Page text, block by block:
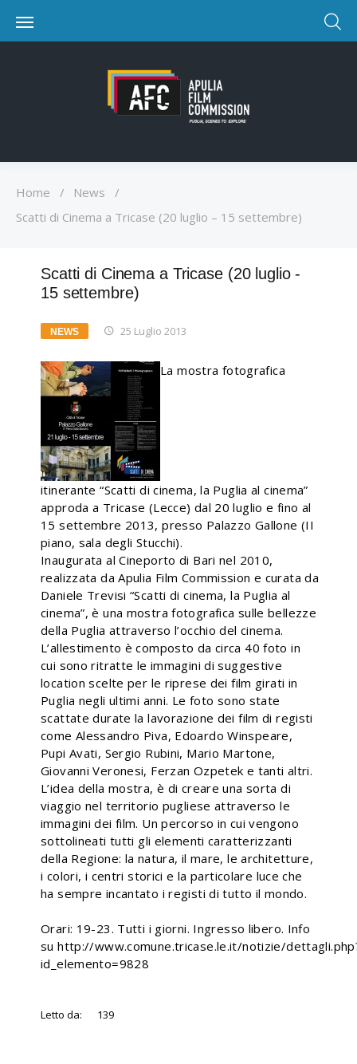
Home / News
/
Scatti di Cinema a Tricase (20 luglio – 15 settembre)
Scatti di Cinema a Tricase (20 luglio -
15 settembre)
NEWS 25 Luglio 2013
La mostra fotografica
itinerante “Scatti di cinema, la Puglia al cinema”
approda a Tricase (Lecce) dal 20 luglio e fino al
15 settembre 2013, presso Palazzo Gallone (II
piano, sala degli Stucchi).
Inaugurata al Cineporto di Bari nel 2010,
realizzata da Apulia Film Commission e curata da
Daniele Trevisi “Scatti di cinema, la Puglia al
cinema”, è una mostra fotografica sulle bellezze
della Puglia attraverso l’occhio del cinema.
L’allestimento è composto da circa 40 foto in
cui sono ritratte le immagini di suggestive
location scelte per le riprese dei film girati in
Puglia negli ultimi anni. Le foto sono state
scattate durate la lavorazione dei film di registi
come Alessandro Piva, Edoardo Winspeare,
Pupi Avati, Sergio Rubini, Mario Martone,
Giovanni Veronesi, Ferzan Ozpetek e tanti altri.
L’idea della mostra, è di creare una sorta di
viaggio nel territorio pugliese attraverso le
immagini dei film. Un percorso in cui vengono
sottolineati tutti gli elementi caratterizzanti
della Regione: la natura, il mare, le architetture,
i colori, i centri storici e la particolare luce che
ha sempre incantato i registi di tutto il mondo.
Orari: 19-23. Tutti i giorni. Ingresso libero. Info
su http://www.comune.tricase.le.it/notizie/
id_elemento=9828
Letto da: 139